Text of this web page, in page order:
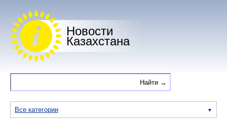
Новости
Казахстана
Все категории